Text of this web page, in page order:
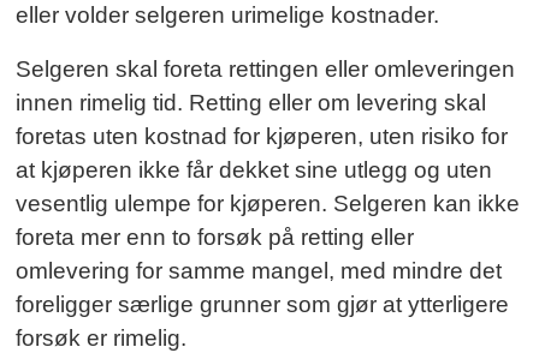
eller volder selgeren urimelige kostnader.
Selgeren skal foreta rettingen eller omleveringen
innen rimelig tid. Retting eller om levering skal
foretas uten kostnad for kjøperen, uten risiko for
at kjøperen ikke får dekket sine utlegg og uten
vesentlig ulempe for kjøperen. Selgeren kan ikke
foreta mer enn to forsøk på retting eller
omlevering for samme mangel, med mindre det
foreligger særlige grunner som gjør at ytterligere
forsøk er rimelig.